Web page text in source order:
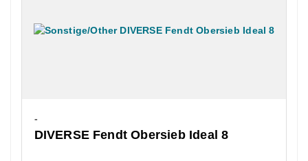
-
DIVERSE Fendt Obersieb Ideal 8